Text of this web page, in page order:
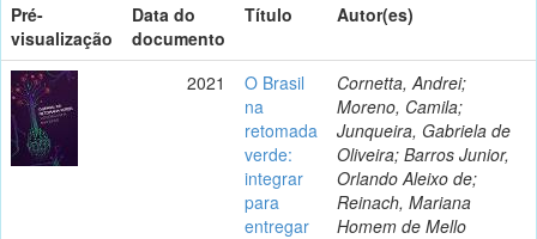
Pré-
visualização
Data do
documento
Título Autor(es)
2021
O Brasil
na
retomada
verde:
integrar
para
entregar
Cornetta, Andrei;
Moreno, Camila;
Junqueira, Gabriela de
Oliveira; Barros Junior,
Orlando Aleixo de;
Reinach, Mariana
Homem de Mello